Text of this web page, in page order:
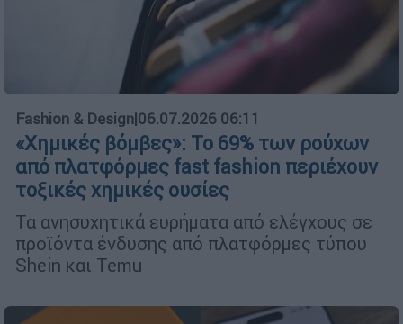
Fashion & Design|06.07.2026 06:11
«Χημικές βόμβες»: Το 69% των ρούχων
από πλατφόρμες fast fashion περιέχουν
τοξικές χημικές ουσίες
Τα ανησυχητικά ευρήματα από ελέγχους σε
προϊόντα ένδυσης από πλατφόρμες τύπου
Shein και Temu